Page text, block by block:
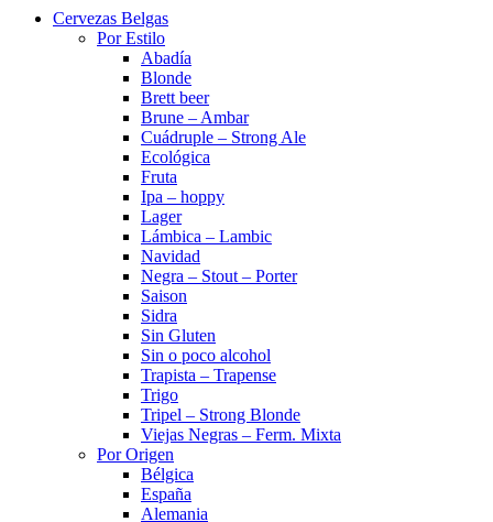
Cervezas Belgas
Por Estilo
Abadía
Blonde
Brett beer
Brune – Ambar
Cuádruple – Strong Ale
Ecológica
Fruta
Ipa – hoppy
Lager
Lámbica – Lambic
Navidad
Negra – Stout – Porter
Saison
Sidra
Sin Gluten
Sin o poco alcohol
Trapista – Trapense
Trigo
Tripel – Strong Blonde
Viejas Negras – Ferm. Mixta
Por Origen
Bélgica
España
Alemania